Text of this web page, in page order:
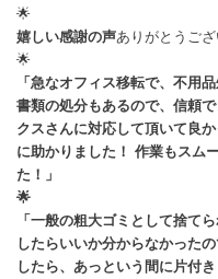
🌟
嬉しい感謝の声ありがとうご
🌟
「急なオフィス移転で、不用
書類の処分もあるので、信頼
クスさんに対応して頂いて良
に助かりました！ 作業もスム
た！」
🌟
「一般の粗大ゴミとして捨て
したらいいか分からなかった
したら、あっという間に片付